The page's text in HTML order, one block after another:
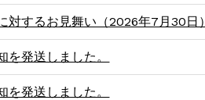
対するお見舞い（2026年7月30日）
を発送しました。
を発送しました。